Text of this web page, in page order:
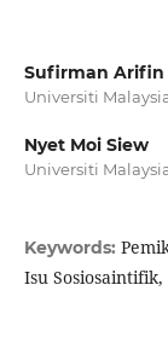
Sufirman Arifin
Universiti
Nyet Moi Siew
Universiti
Keywords:
Isu